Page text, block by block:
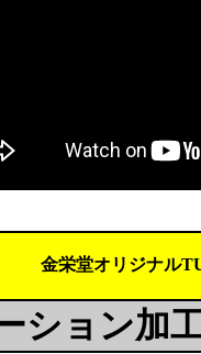
金栄堂オリジナル
ション加